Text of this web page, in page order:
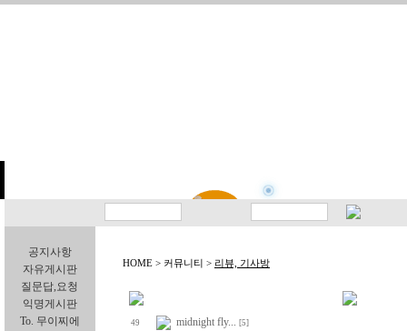
공지사항
자유게시판
질문답,요청
익명게시판
To. 무이찌에
HOME > 커뮤니티 > 리뷰, 기사방
49 midnight fly... [5]